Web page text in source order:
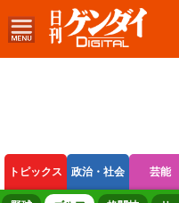
トピックス 政治・社会 芸能